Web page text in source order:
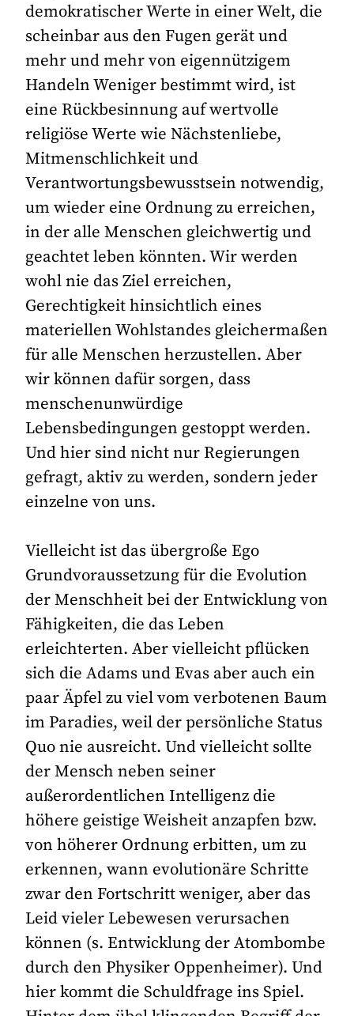
demokratischer Werte in einer Welt, die
scheinbar aus den Fugen gerät und
mehr und mehr von eigennützigem
Handeln Weniger bestimmt wird, ist
eine Rückbesinnung auf wertvolle
religiöse Werte wie Nächstenliebe,
Mitmenschlichkeit und
Verantwortungsbewusstsein notwendig,
um wieder eine Ordnung zu erreichen,
in der alle Menschen gleichwertig und
geachtet leben könnten. Wir werden
wohl nie das Ziel erreichen,
Gerechtigkeit hinsichtlich eines
materiellen Wohlstandes gleichermaßen
für alle Menschen herzustellen. Aber
wir können dafür sorgen, dass
menschenunwürdige
Lebensbedingungen gestoppt werden.
Und hier sind nicht nur Regierungen
gefragt, aktiv zu werden, sondern jeder
einzelne von uns.
Vielleicht ist das übergroße Ego
Grundvoraussetzung für die Evolution
der Menschheit bei der Entwicklung von
Fähigkeiten, die das Leben
erleichterten. Aber vielleicht pflücken
sich die Adams und Evas aber auch ein
paar Äpfel zu viel vom verbotenen Baum
im Paradies, weil der persönliche Status
Quo nie ausreicht. Und vielleicht sollte
der Mensch neben seiner
außerordentlichen Intelligenz die
höhere geistige Weisheit anzapfen bzw.
von höherer Ordnung erbitten, um zu
erkennen, wann evolutionäre Schritte
zwar den Fortschritt weniger, aber das
Leid vieler Lebewesen verursachen
können (s. Entwicklung der Atombombe
durch den Physiker Oppenheimer). Und
hier kommt die Schuldfrage ins Spiel.